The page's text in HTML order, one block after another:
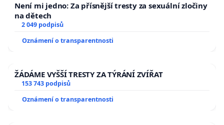
Není mi jedno: Za přísnější tresty za sexuální zločiny
na dětech
2 049 podpisů
Oznámení o transparentnosti
ŽÁDÁME VYŠŠÍ TRESTY ZA TÝRÁNÍ ZVÍŘAT
153 743 podpisů
Oznámení o transparentnosti